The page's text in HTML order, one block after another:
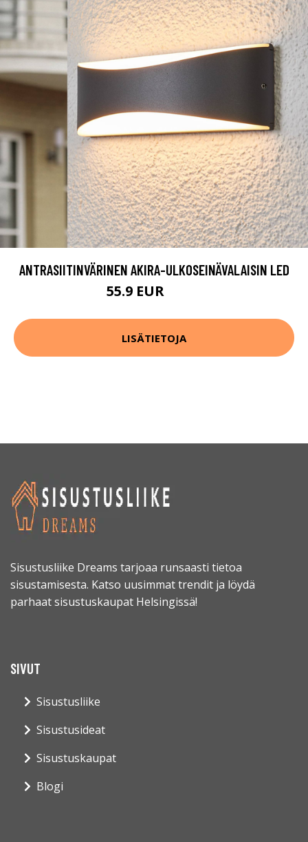
ANTRASIITINVÄRINEN AKIRA-ULKOSEINÄVALAISIN LED
55.9 EUR
LISÄTIETOJA
Sisustusliike Dreams tarjoaa runsaasti tietoa
sisustamisesta. Katso uusimmat trendit ja löydä
parhaat sisustuskaupat Helsingissä!
SIVUT
Sisustusliike
Sisustusideat
Sisustuskaupat
Blogi